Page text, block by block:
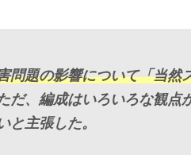
問題の影響について「当然
だ、編成はいろいろな観
と主張した。